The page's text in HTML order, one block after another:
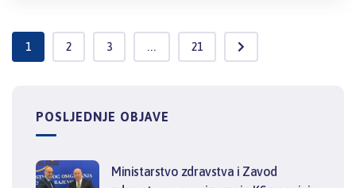
1 2 3 ... 21
POSLJEDNJE OBJAVE
Ministarstvo zdravstva i Zavod